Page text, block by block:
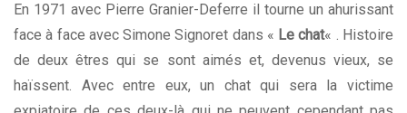
En 1971 avec Pierre Granier-Deferre il tourne un ahurissant
face à face avec Simone Signoret dans « Le chat« . Histoire
de deux êtres qui se sont aimés et, devenus vieux, se
haïssent. Avec entre eux, un chat qui sera la victime